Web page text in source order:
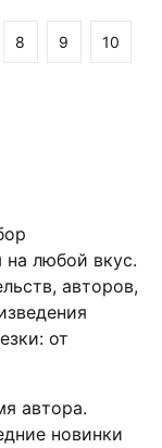
8 9 10
на любой вкус.
авторов,
от
автора.
новинки